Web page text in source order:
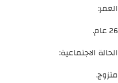
العمر:
26 عام.
الحالة الاجتماعية:
متزوج.